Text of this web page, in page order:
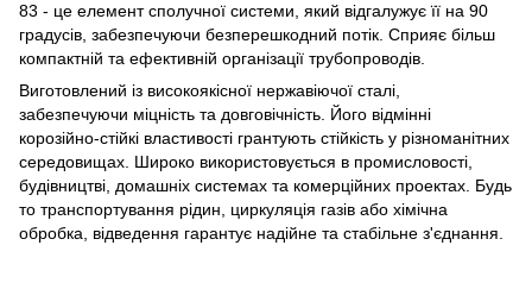
83 - це елемент сполучної системи, який відгалужує її на 90
градусів, забезпечуючи безперешкодний потік. Сприяє більш
компактній та ефективній організації трубопроводів.
Виготовлений із високоякісної нержавіючої сталі,
забезпечуючи міцність та довговічність. Його відмінні
корозійно-стійкі властивості грантують стійкість у різноманітних
середовищах. Широко використовується в промисловості,
будівництві, домашніх системах та комерційних проектах. Будь
то транспортування рідин, циркуляція газів або хімічна
обробка, відведення гарантує надійне та стабільне з'єднання.